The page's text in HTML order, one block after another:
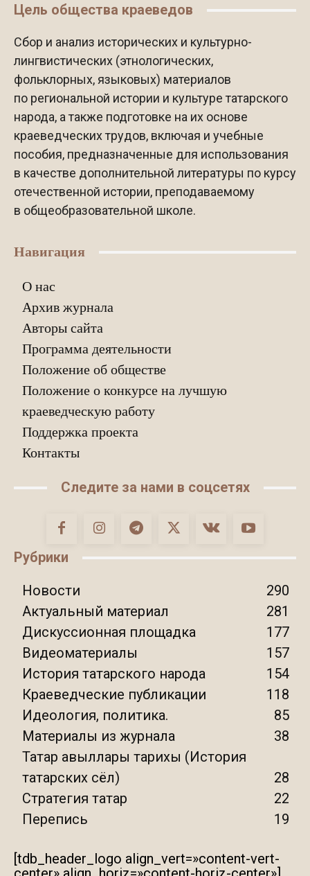
Цель общества краеведов
Сбор и анализ исторических и культурно-
лингвистических (этнологических,
фольклорных, языковых) материалов
по региональной истории и культуре татарского
народа, а также подготовке на их основе
краеведческих трудов, включая и учебные
пособия, предназначенные для использования
в качестве дополнительной литературы по курсу
отечественной истории, преподаваемому
в общеобразовательной школе.
Навигация
О нас
Архив журнала
Авторы сайта
Программа деятельности
Положение об обществе
Положение о конкурсе на лучшую
краеведческую работу
Поддержка проекта
Контакты
Следите за нами в соцсетях
Рубрики
Новости
290
Актуальный материал
281
Дискуссионная площадка
177
Видеоматериалы
157
История татарского народа
154
Краеведческие публикации
118
Идеология, политика.
85
Материалы из журнала
38
Татар авыллары тарихы (История
татарских сёл)
28
Стратегия татар
22
Перепись
19
[tdb_header_logo align_vert=»content-vert-